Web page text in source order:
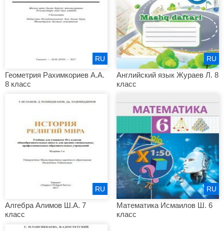
Геометрия Рахимкориев А.А.
8 класс
RU
Английский язык Жураев Л. 8
класс
RU
Алгебра Алимов Ш.А. 7
класс
RU
Математика Исмаилов Ш. 6
класс
RU